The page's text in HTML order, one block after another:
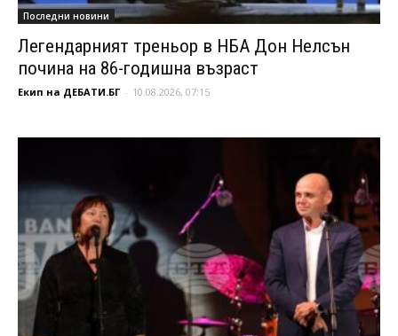
Последни новини
Легендарният треньор в НБА Дон Нелсън
почина на 86-годишна възраст
Екип на ДЕБАТИ.БГ - 10.08.2026, 07:15